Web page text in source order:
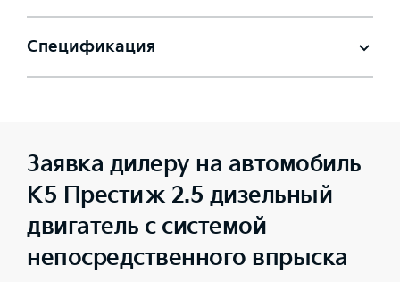
Спецификация
Заявка дилеру на автомобиль
K5 Престиж 2.5 дизельный
двигатель с системой
непосредственного впрыска